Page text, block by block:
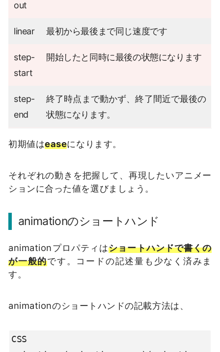
out
linear 最初から最後まで同じ速度です
step-
start
開始したと同時に最後の状態になります
step-
end
終了時点まで動かず、終了間近で最後の
状態になります。
初期値はeaseになります。
それぞれの動きを把握して、再現したいアニメー
ションに合った値を選びましょう。
animationのショートハンド
animationプロパティはショートハンドで書くの
が一般的です。コードの記述量も少なく済みま
す。
animationのショートハンドの記載方法は、
CSS